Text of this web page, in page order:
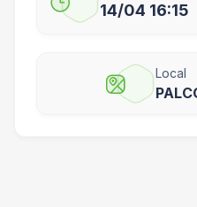
14/04 16:15
Local